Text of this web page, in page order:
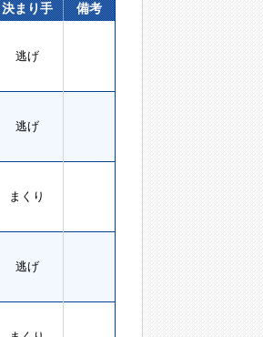
決まり手 備考
逃げ
逃げ
まくり
逃げ